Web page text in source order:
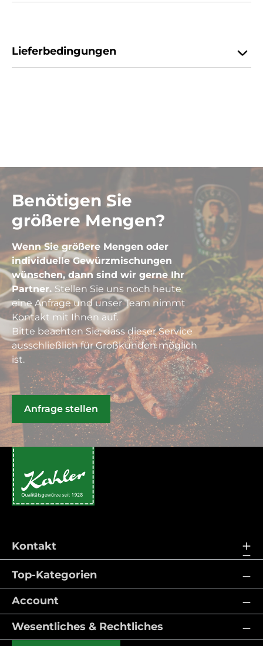
Lieferbedingungen
Benötigen Sie
größere Mengen?
Wenn Sie größere Mengen oder
individuelle Gewürzmischungen
wünschen, dann sind wir gerne Ihr
Partner. Stellen Sie uns noch heute
eine Anfrage und unser Team nimmt
Kontakt mit Ihnen auf.
Bitte beachten Sie, dass dieser Service
ausschließlich für Großkunden möglich
ist.
Anfrage stellen
Kontakt
Top-Kategorien
Account
Wesentliches & Rechtliches